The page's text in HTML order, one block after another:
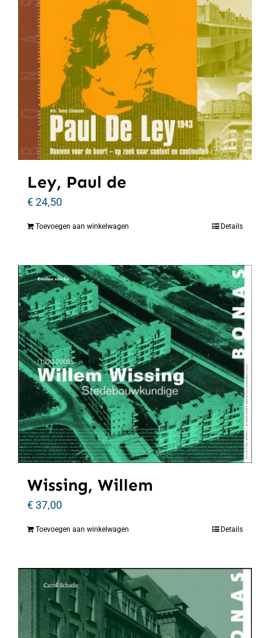
Ley, Paul de
€24,50
Toevoegen aan winkelwagen Details
Wissing, Willem
€37,00
Toevoegen aan winkelwagen Details